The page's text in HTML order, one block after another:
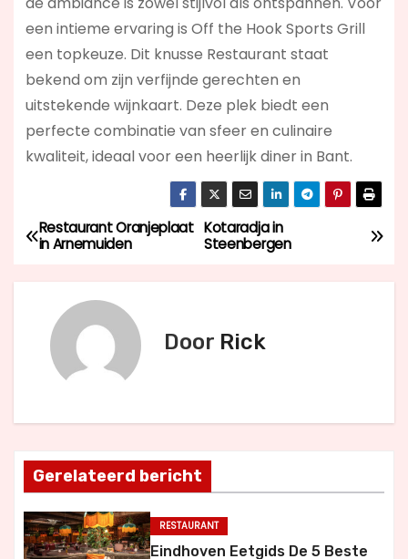
een intieme ervaring is Off the Hook Sports Grill
een topkeuze. Dit knusse Restaurant staat
bekend om zijn verfijnde gerechten en
uitstekende wijnkaart. Deze plek biedt een
perfecte combinatie van sfeer en culinaire
kwaliteit, ideaal voor een heerlijk diner in Bant.
B
e
h
t
n
a
Kotaradja in
Steenbergen
Restaurant Oranjeplaat
in Arnemuiden
Door Rick
Gerelateerd bericht
RESTAURANT
Eindhoven Eetgids De 5 Beste